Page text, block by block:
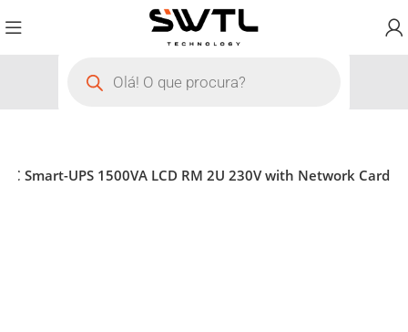
Smart-UPS 1500VA LCD RM 2U 230V with Network Card